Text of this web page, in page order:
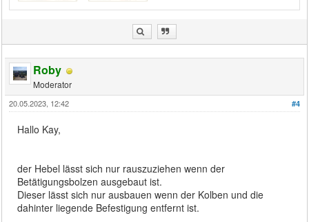
Roby
Moderator
#4
20.05.2023, 12:42
Hallo Kay,
der Hebel lässt sich nur rauszuziehen wenn der
Betätigungsbolzen ausgebaut ist.
Dieser lässt sich nur ausbauen wenn der Kolben und die
dahinter liegende Befestigung entfernt ist.